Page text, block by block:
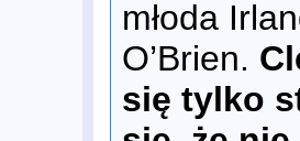
młoda
O’Brien.
się tylko